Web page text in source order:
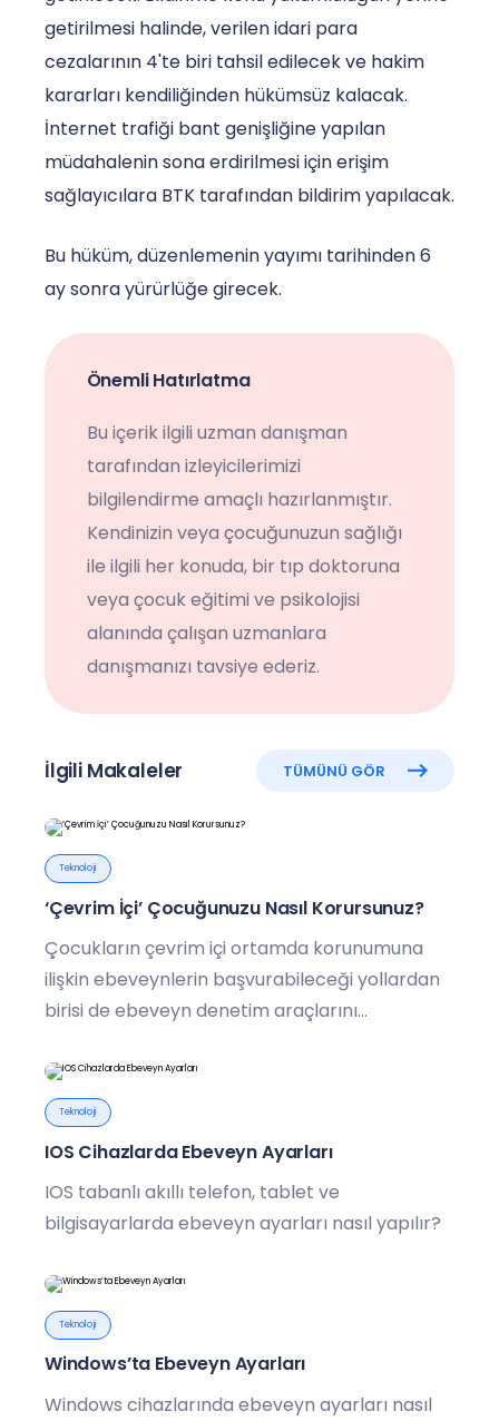
getirilmesi halinde, verilen idari para
cezalarının 4'te biri tahsil edilecek ve hakim
kararları kendiliğinden hükümsüz kalacak.
İnternet trafiği bant genişliğine yapılan
müdahalenin sona erdirilmesi için erişim
sağlayıcılara BTK tarafından bildirim yapılacak.
Bu hüküm, düzenlemenin yayımı tarihinden 6
ay sonra yürürlüğe girecek.
Önemli Hatırlatma
Bu içerik ilgili uzman danışman
tarafından izleyicilerimizi
bilgilendirme amaçlı hazırlanmıştır.
Kendinizin veya çocuğunuzun sağlığı
ile ilgili her konuda, bir tıp doktoruna
veya çocuk eğitimi ve psikolojisi
alanında çalışan uzmanlara
danışmanızı tavsiye ederiz.
İlgili Makaleler TÜMÜNÜ GÖR
Teknoloji
‘Çevrim İçi’ Çocuğunuzu Nasıl Korursunuz?
Çocukların çevrim içi ortamda korunumuna
ilişkin ebeveynlerin başvurabileceği yollardan
birisi de ebeveyn denetim araçlarını
Teknoloji
IOS Cihazlarda Ebeveyn Ayarları
IOS tabanlı akıllı telefon, tablet ve
bilgisayarlarda ebeveyn ayarları nasıl yapılır?
Teknoloji
Windows’ta Ebeveyn Ayarları
Windows cihazlarında ebeveyn ayarları nasıl